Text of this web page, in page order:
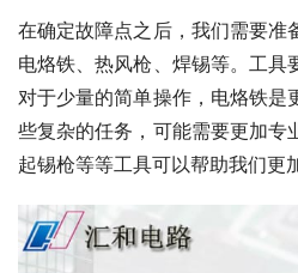
在确定故障点之后，我们需要准
电烙铁、热风枪、焊锡等。工具
对于少量的简单操作，电烙铁是
些复杂的任务，可能需要更加专
起锡枪等等工具可以帮助我们更